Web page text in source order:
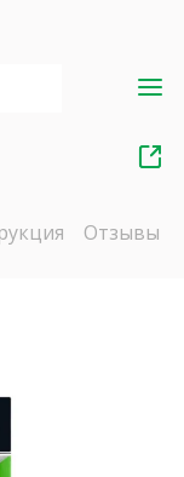
Отзывы